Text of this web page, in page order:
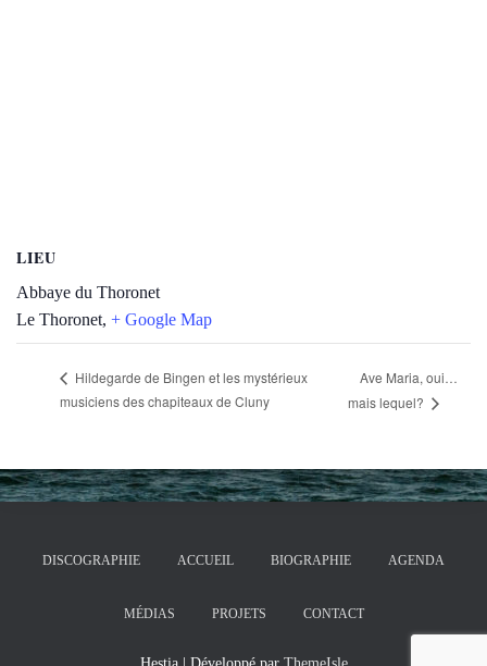
LIEU
Abbaye du Thoronet
Le Thoronet, + Google Map
Hildegarde de Bingen et les mystérieux
musiciens des chapiteaux de Cluny
Ave Maria, oui…
mais lequel?
DISCOGRAPHIE ACCUEIL BIOGRAPHIE AGENDA
MÉDIAS PROJETS CONTACT